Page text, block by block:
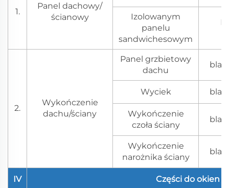
1.
Panel dachowy/
ścianowy
Izolowanym
panelu
sandwichesowym
2.
Wykończenie
dachu/ściany
Panel grzbietowy
dachu
Wyciek
Wykończenie
czoła ściany
Wykończenie
narożnika ściany
IV Części do okien i